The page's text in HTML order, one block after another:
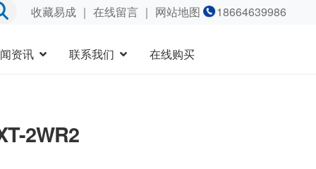
收藏易成｜ 在线留言｜ 网站地图 18664639986
资讯 联系我们 在线购买
2WR2